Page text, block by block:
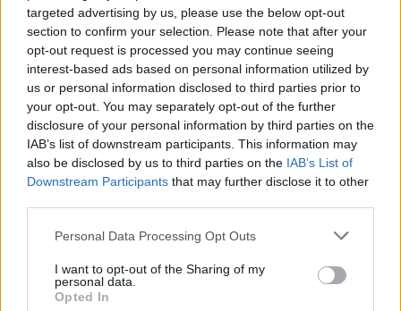
targeted advertising by us, please use the below opt-out
section to confirm your selection. Please note that after your
opt-out request is processed you may continue seeing
interest-based ads based on personal information utilized by
us or personal information disclosed to third parties prior to
your opt-out. You may separately opt-out of the further
disclosure of your personal information by third parties on the
IAB’s list of downstream participants. This information may
also be disclosed by us to third parties on the IAB’s List of
Downstream Participants that may further disclose it to other
Please note that this website/app uses one or more Google
not limited to your visit or usage behaviour. You may click to
grant or deny consent to Google and its third-party tags to
use your data for below specified purposes in below Google
Personal Data Processing Opt Outs
I want to opt-out of the Sharing of my
personal data.
Opted In
Μητέρας Παναγιωτάκη: «Θα
ομολογήσει και για το παιδί μου»
Παράλληλα, η μητέρα του μικρού Παναγιωτάκη με
δηλώσεις της αναφέρθηκε σταπιθανά κίνητρα
της Ειρήνης Μουρτζούκου.«Το πίστευα ότι θα
παραδεχτεί πως σκότωσε τα παιδιά. Επειδή, όπως
παιδιά; Μα με τι ψυχή το έκανε», διερωτήθηκε η
«Όπως ομολόγησε και για τα τέσσερα τα